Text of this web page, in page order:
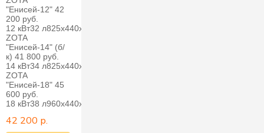
"Енисей-12" 42
200 руб.
12 кВт32 л825х440х690 мм33 л120 мм79 кг
ZOTA
"Енисей-14" (б/
к) 41 800 руб.
14 кВт34 л825х440х690 мм33 л120 мм76 кг
ZOTA
"Енисей-18" 45
600 руб.
18 кВт38 л960х440х690 мм..
42 200 р.